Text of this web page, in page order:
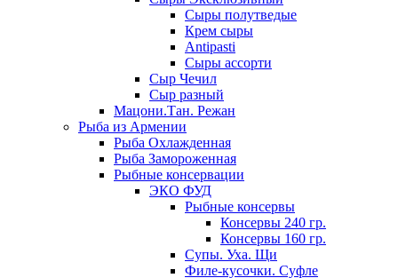
Сыры полутведые
Крем сыры
Antipasti
Сыры ассорти
Сыр Чечил
Сыр разный
Мацони.Тан. Режан
Рыба из Армении
Рыба Охлажденная
Рыба Замороженная
Рыбные консервации
ЭКО ФУД
Рыбные консервы
Консервы 240 гр.
Консервы 160 гр.
Супы. Уха. Щи
Филе-кусочки. Суфле